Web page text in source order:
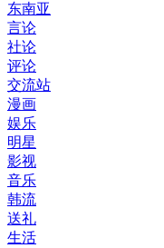
东南亚
言论
社论
评论
交流站
漫画
娱乐
明星
影视
音乐
韩流
送礼
生活